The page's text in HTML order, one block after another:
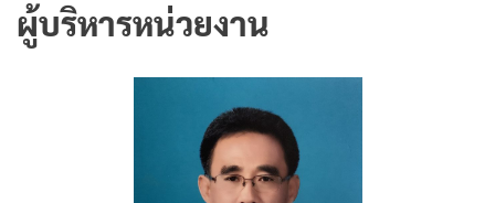
ผู้บริหารหน่วยงาน